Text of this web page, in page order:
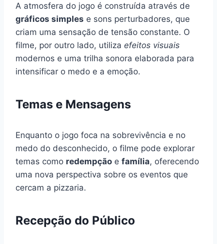
A atmosfera do jogo é construída através de
gráficos simples e sons perturbadores, que
criam uma sensação de tensão constante. O
filme, por outro lado, utiliza efeitos visuais
modernos e uma trilha sonora elaborada para
intensificar o medo e a emoção.
Temas e Mensagens
Enquanto o jogo foca na sobrevivência e no
medo do desconhecido, o filme pode explorar
temas como redempção e família, oferecendo
uma nova perspectiva sobre os eventos que
cercam a pizzaria.
Recepção do Público